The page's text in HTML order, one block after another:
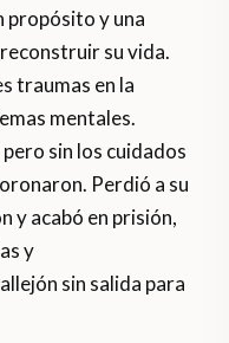
propósito y una
su vida.
traumas en la
mentales.
sin los cuidados
Perdió a su
y acabó en prisión,
y
sin salida para